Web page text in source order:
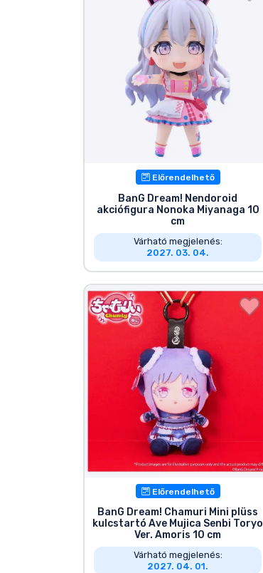
Előrendelhető
BanG Dream! Nendoroid
akciófigura Nonoka Miyanaga 10
cm
Várható megjelenés:
2027. 03. 04.
Előrendelhető
BanG Dream! Chamuri Mini plüss
kulcstartó Ave Mujica Senbi Toryo
Ver. Amoris 10 cm
Várható megjelenés:
2027. 04. 01.